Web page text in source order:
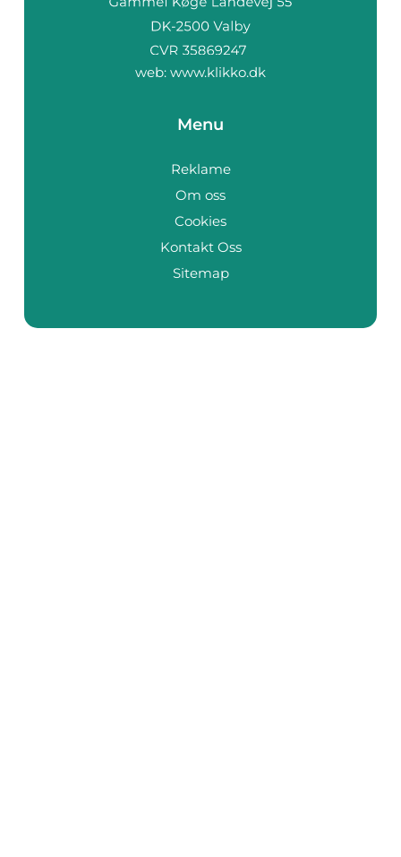
web: www.klikko.dk
Menu
Reklame
Om oss
Cookies
Kontakt Oss
Sitemap